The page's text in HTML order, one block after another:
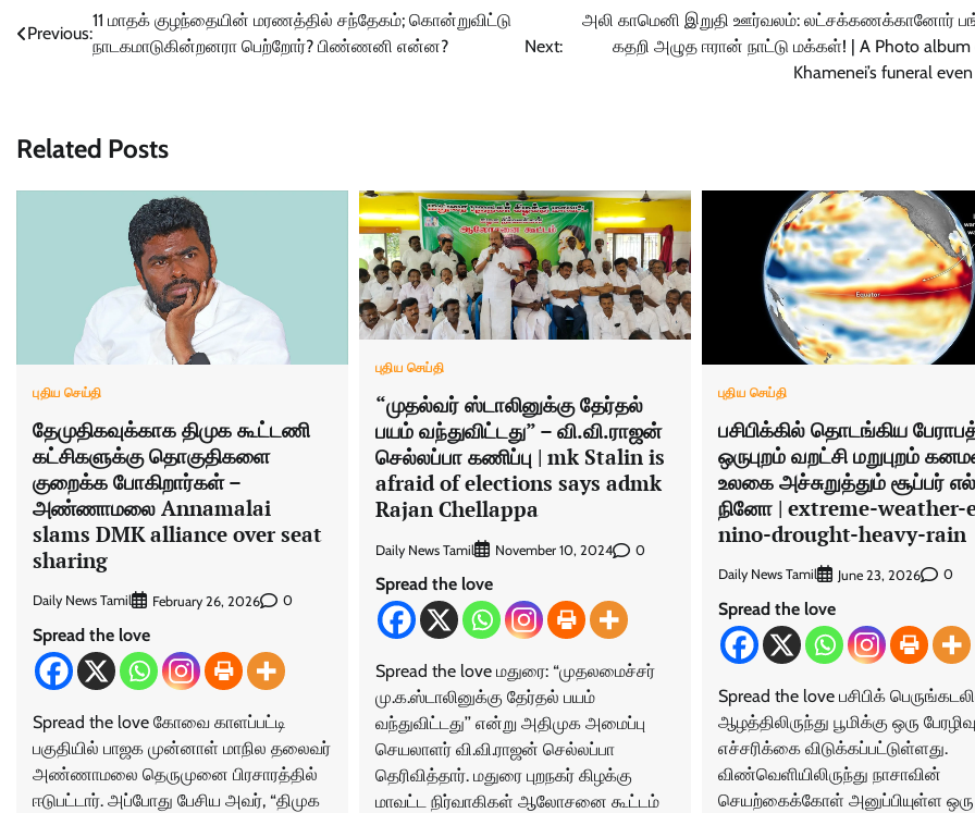
Post
navigation
Previous:
11 மாதக் குழந்தையின் மரணத்தில் சந்தேகம்; கொன்றுவிட்டு
நாடகமாடுகின்றனரா பெற்றோர்? பிண்ணனி என்ன?
Next:
அலி காமெனி இறுதி ஊர்வலம்: லட்சக்கணக்கானோர்
கதறி அழுத ஈரான் நாட்டு மக்கள்! | A Photo album
Khamenei’s funeral
Related Posts
புதிய செய்தி
தேமுதிகவுக்காக திமுக கூட்டணி
கட்சிகளுக்கு தொகுதிகளை
குறைக்க போகிறார்கள் –
அண்ணாமலை Annamalai
slams DMK alliance over seat
sharing
Daily News Tamil February 26, 2026 0
Spread the love
Spread the love கோவை காளப்பட்டி
பகுதியில் பாஜக முன்னாள் மாநில தலைவர்
அண்ணாமலை தெருமுனை பிரசாரத்தில்
ஈடுபட்டார். அப்போது பேசிய அவர், “திமுக
புதிய செய்தி
“முதல்வர் ஸ்டாலினுக்கு தேர்தல்
பயம் வந்துவிட்டது” – வி.வி.ராஜன்
செல்லப்பா கணிப்பு | mk Stalin is
afraid of elections says admk
Rajan Chellappa
Daily News Tamil November 10, 2024 0
Spread the love
Spread the love மதுரை: “முதலமைச்சர்
மு.க.ஸ்டாலினுக்கு தேர்தல் பயம்
வந்துவிட்டது’’ என்று அதிமுக அமைப்பு
செயலாளர் வி.வி.ராஜன் செல்லப்பா
தெரிவித்தார். மதுரை புறநகர் கிழக்கு
மாவட்ட நிர்வாகிகள் ஆலோசனை கூட்டம்
புதிய செய்தி
பசிபிக்கில் தொடங்கிய
ஒருபுறம் வறட்சி மறுபுறம்
உலகை அச்சுறுத்தும் சூப்பர் எல்
நினோ | extreme-weather-
nino-drought-heavy-rain
Daily News Tamil June 23, 2026 0
Spread the love
Spread the love பசிபிக்
ஆழத்திலிருந்து பூமிக்கு ஒரு பேரழிவு
எச்சரிக்கை விடுக்கப்பட்டுள்ளது.
விண்வெளியிலிருந்து நாசாவின்
செயற்கைக்கோள் அனுப்பியுள்ள ஒரு